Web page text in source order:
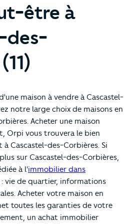
être à
des-
maison à vendre à Cascastel-
notre large choix de maisons en
Acheter une maison
Orpi vous trouvera le bien
Cascastel-des-Corbières. Si
sur Cascastel-des-Corbières,
à l'immobilier dans
: vie de quartier, informations
Acheter votre maison en
toutes les garanties de votre
un achat immobilier